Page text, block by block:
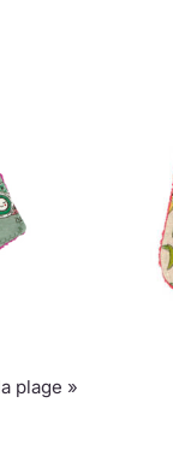
plage »